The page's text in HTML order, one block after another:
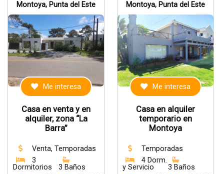
Montoya, Punta del Este
Me interesa
Casa en venta y en
alquiler, zona “La
Barra”
Venta, Temporadas
3
Dormitorios
3 Baños
Montoya, Punta del Este
Me interesa
Casa en alquiler
temporario en
Montoya
Temporadas
4 Dorm.
y Servicio
3 Baños